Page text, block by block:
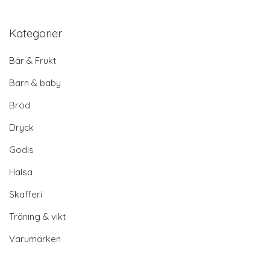
Kategorier
Bär & Frukt
Barn & baby
Bröd
Dryck
Godis
Hälsa
Skafferi
Träning & vikt
Varumärken